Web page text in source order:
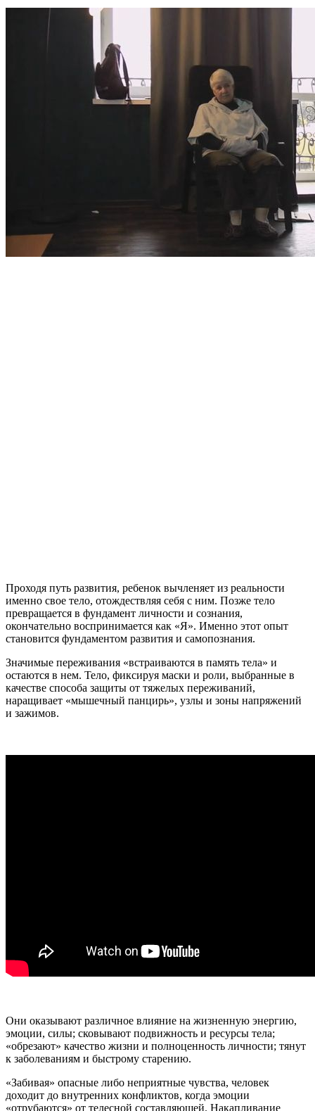
Проходя путь развития, ребенок вычленяет из реальности
именно свое тело, отождествляя себя с ним. Позже тело
превращается в фундамент личности и сознания,
окончательно воспринимается как «Я». Именно этот опыт
становится фундаментом развития и самопознания.
Значимые переживания «встраиваются в память тела» и
остаются в нем. Тело, фиксируя маски и роли, выбранные в
качестве способа защиты от тяжелых переживаний,
наращивает «мышечный панцирь», узлы и зоны напряжений
и зажимов.
Они оказывают различное влияние на жизненную энергию,
эмоции, силы; сковывают подвижность и ресурсы тела;
«обрезают» качество жизни и полноценность личности; тянут
к заболеваниям и быстрому старению.
«Забивая» опасные либо неприятные чувства, человек
доходит до внутренних конфликтов, когда эмоции
«отрубаются» от телесной составляющей. Накапливание